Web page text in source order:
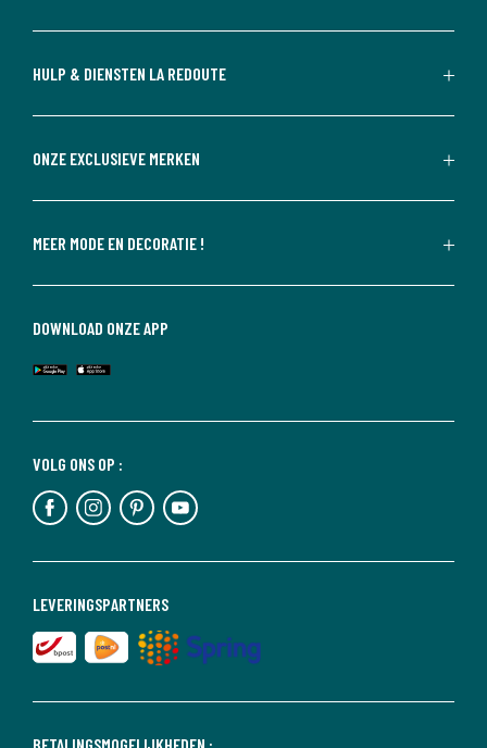
HULP & DIENSTEN LA REDOUTE
ONZE EXCLUSIEVE MERKEN
MEER MODE EN DECORATIE !
LEVERINGSPARTNERS
VOLG ONS OP :
DOWNLOAD ONZE APP